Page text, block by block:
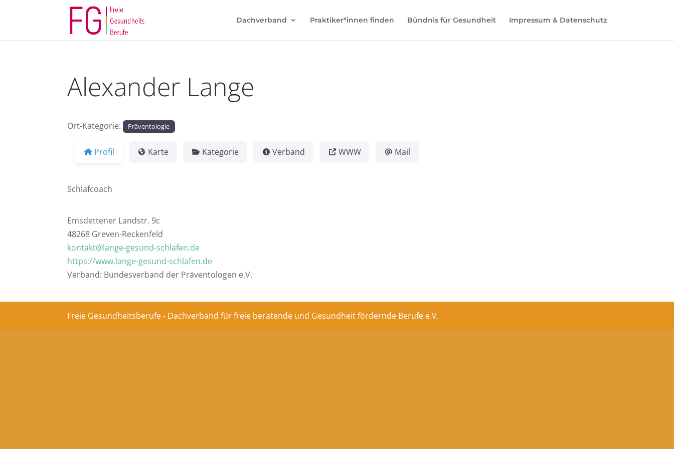
Dachverband Praktiker*innen finden Bündnis für Gesundheit Impressum & Datenschutz
Alexander Lange
Ort-Kategorie: Präventologie
Profil Karte Kategorie Verband WWW Mail
Schlafcoach
Emsdettener Landstr. 9c
48268 Greven-Reckenfeld
kontakt@lange-gesund-schlafen.de
https://www.lange-gesund-schlafen.de
Verband: Bundesverband der Präventologen e.V.
Freie Gesundheitsberufe - Dachverband für freie beratende und Gesundheit fördernde Berufe e.V.